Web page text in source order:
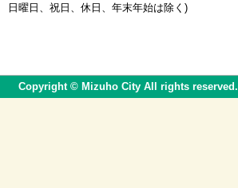
日曜日、祝日、休日、年末年始は除く)
Copyright © Mizuho City All rights reserved.